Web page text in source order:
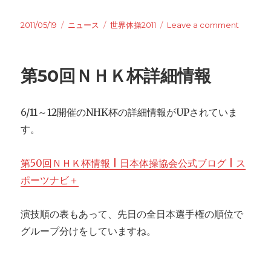
Posted
2011/05/19 Categories
ニュース Tags
世界体操2011 Leave a comment
投
東
第50回ＮＨＫ杯詳細情報
6/11～12開催のNHK杯の詳細情報がUPされていま
す。
第50回ＮＨＫ杯情報 | 日本体操協会公式ブログ | ス
ポーツナビ＋
演技順の表もあって、先日の全日本選手権の順位で
グループ分けをしていますね。